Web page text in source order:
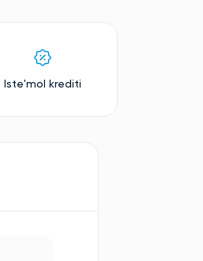
Iste'mol krediti